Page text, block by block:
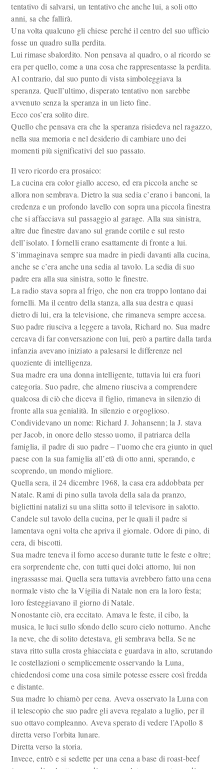
tentativo di salvarsi, un tentativo che anche lui, a soli otto
anni, sa che fallirà.
Una volta qualcuno gli chiese perché il centro del suo ufficio
fosse un quadro sulla perdita.
Lui rimase sbalordito. Non pensava al quadro, o al ricordo se
era per quello, come a una cosa che rappresentasse la perdita.
Al contrario, dal suo punto di vista simboleggiava la
speranza. Quell’ultimo, disperato tentativo non sarebbe
avvenuto senza la speranza in un lieto fine.
Ecco cos’era solito dire.
Quello che pensava era che la speranza risiedeva nel ragazzo,
nella sua memoria e nel desiderio di cambiare uno dei
momenti più significativi del suo passato.
Il vero ricordo era prosaico:
La cucina era color giallo acceso, ed era piccola anche se
allora non sembrava. Dietro la sua sedia c’erano i banconi, la
credenza e un profondo lavello con sopra una piccola finestra
che si affacciava sul passaggio al garage. Alla sua sinistra,
altre due finestre davano sul grande cortile e sul resto
dell’isolato. I fornelli erano esattamente di fronte a lui.
S’immaginava sempre sua madre in piedi davanti alla cucina,
anche se c’era anche una sedia al tavolo. La sedia di suo
padre era alla sua sinistra, sotto le finestre.
La radio stava sopra al frigo, che non era troppo lontano dai
fornelli. Ma il centro della stanza, alla sua destra e quasi
dietro di lui, era la televisione, che rimaneva sempre accesa.
Suo padre riusciva a leggere a tavola, Richard no. Sua madre
cercava di far conversazione con lui, però a partire dalla tarda
infanzia avevano iniziato a palesarsi le differenze nel
quoziente di intelligenza.
Sua madre era una donna intelligente, tuttavia lui era fuori
categoria. Suo padre, che almeno riusciva a comprendere
qualcosa di ciò che diceva il figlio, rimaneva in silenzio di
fronte alla sua genialità. In silenzio e orgoglioso.
Condividevano un nome: Richard J. Johansenn; la J. stava
per Jacob, in onore dello stesso uomo, il patriarca della
famiglia, il padre di suo padre – l’uomo che era giunto in quel
paese con la sua famiglia all’età di otto anni, sperando, e
scoprendo, un mondo migliore.
Quella sera, il 24 dicembre 1968, la casa era addobbata per
Natale. Rami di pino sulla tavola della sala da pranzo,
bigliettini natalizi su una slitta sotto il televisore in salotto.
Candele sul tavolo della cucina, per le quali il padre si
lamentava ogni volta che apriva il giornale. Odore di pino, di
cera, di biscotti.
Sua madre teneva il forno acceso durante tutte le feste e oltre;
era sorprendente che, con tutti quei dolci attorno, lui non
ingrassasse mai. Quella sera tuttavia avrebbero fatto una cena
normale visto che la Vigilia di Natale non era la loro festa;
loro festeggiavano il giorno di Natale.
Nonostante ciò, era eccitato. Amava le feste, il cibo, la
musica, le luci sullo sfondo dello scuro cielo notturno. Anche
la neve, che di solito detestava, gli sembrava bella. Se ne
stava ritto sulla crosta ghiacciata e guardava in alto, scrutando
le costellazioni o semplicemente osservando la Luna,
chiedendosi come una cosa simile potesse essere così fredda
e distante.
Sua madre lo chiamò per cena. Aveva osservato la Luna con
il telescopio che suo padre gli aveva regalato a luglio, per il
suo ottavo compleanno. Aveva sperato di vedere l’Apollo 8
diretta verso l’orbita lunare.
Diretta verso la storia.
Invece, entrò e si sedette per una cena a base di roast-beef